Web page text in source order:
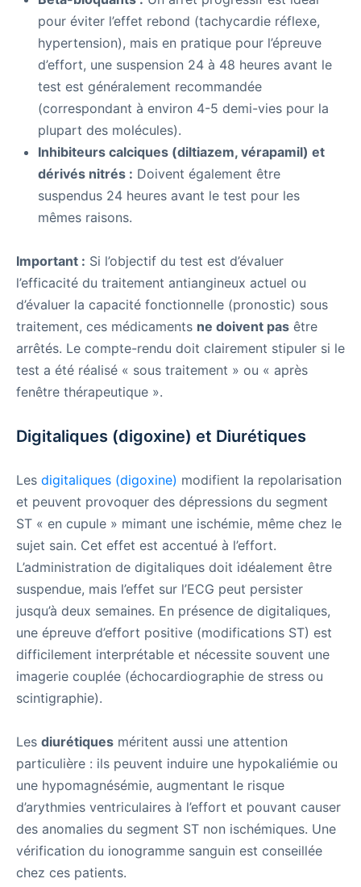
pour éviter l’effet rebond (tachycardie réflexe,
hypertension), mais en pratique pour l’épreuve
d’effort, une suspension 24 à 48 heures avant le
test est généralement recommandée
(correspondant à environ 4-5 demi-vies pour la
plupart des molécules).
Inhibiteurs calciques (diltiazem, vérapamil) et
dérivés nitrés : Doivent également être
suspendus 24 heures avant le test pour les
mêmes raisons.
Important : Si l’objectif du test est d’évaluer
l’efficacité du traitement antiangineux actuel ou
d’évaluer la capacité fonctionnelle (pronostic) sous
traitement, ces médicaments ne doivent pas être
arrêtés. Le compte-rendu doit clairement stipuler si le
test a été réalisé « sous traitement » ou « après
fenêtre thérapeutique ».
Digitaliques (digoxine) et Diurétiques
Les digitaliques (digoxine) modifient la repolarisation
et peuvent provoquer des dépressions du segment
ST « en cupule » mimant une ischémie, même chez le
sujet sain. Cet effet est accentué à l’effort.
L’administration de digitaliques doit idéalement être
suspendue, mais l’effet sur l’ECG peut persister
jusqu’à deux semaines. En présence de digitaliques,
une épreuve d’effort positive (modifications ST) est
difficilement interprétable et nécessite souvent une
imagerie couplée (échocardiographie de stress ou
scintigraphie).
Les diurétiques méritent aussi une attention
particulière : ils peuvent induire une hypokaliémie ou
une hypomagnésémie, augmentant le risque
d’arythmies ventriculaires à l’effort et pouvant causer
des anomalies du segment ST non ischémiques. Une
vérification du ionogramme sanguin est conseillée
chez ces patients.